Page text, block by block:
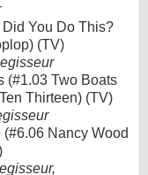
You Do This?
(TV)
(#1.03 Two Boats
Thirteen) (TV)
Nancy Wood